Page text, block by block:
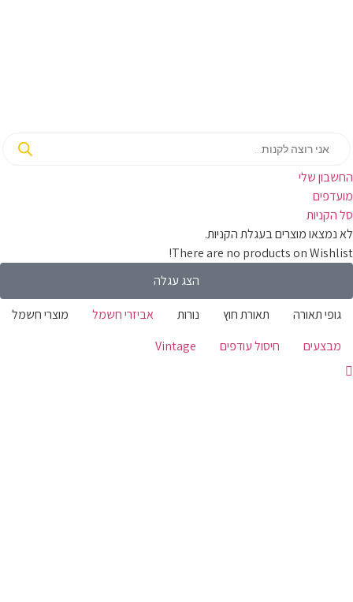
החשבון שלי‬
‫מועדפים‬‬
סל הקניות
לא נמצאו מוצרים בעגלת הקניות.
There are no products on Wishlist!
הצג עגלה
גופי תאורה תאורת חוץ נורות אביזרי חשמל
מוצרי חשמל
מבצעים
חיסול עודפים Vintage